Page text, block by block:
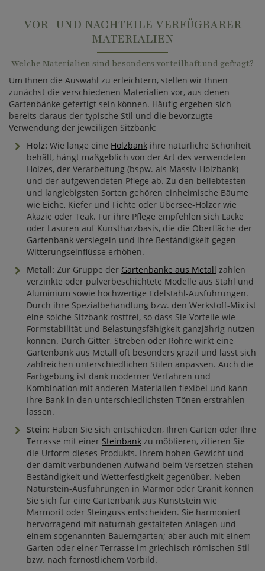
VOR- UND NACHTEILE VERFÜGBARER
MATERIALIEN
Welche Materialien sind besonders vorteilhaft und gefragt?
Um Ihnen die Auswahl zu erleichtern, stellen wir Ihnen
zunächst die verschiedenen Materialien vor, aus denen
Gartenbänke gefertigt sein können. Häufig ergeben sich
bereits daraus der typische Stil und die bevorzugte
Verwendung der jeweiligen Sitzbank:
Holz: Wie lange eine Holzbank ihre natürliche Schönheit
behält, hängt maßgeblich von der Art des verwendeten
Holzes, der Verarbeitung (bspw. als Massiv-Holzbank)
und der aufgewendeten Pflege ab. Zu den beliebtesten
und langlebigsten Sorten gehören einheimische Bäume
wie Eiche, Kiefer und Fichte oder Übersee-Hölzer wie
Akazie oder Teak. Für ihre Pflege empfehlen sich Lacke
oder Lasuren auf Kunstharzbasis, die die Oberfläche der
Gartenbank versiegeln und ihre Beständigkeit gegen
Witterungseinflüsse erhöhen.
Metall: Zur Gruppe der Gartenbänke aus Metall zählen
verzinkte oder pulverbeschichtete Modelle aus Stahl und
Aluminium sowie hochwertige Edelstahl-Ausführungen.
Durch ihre Spezialbehandlung bzw. den Werkstoff-Mix ist
eine solche Sitzbank rostfrei, so dass Sie Vorteile wie
Formstabilität und Belastungsfähigkeit ganzjährig nutzen
können. Durch Gitter, Streben oder Rohre wirkt eine
Gartenbank aus Metall oft besonders grazil und lässt sich
zahlreichen unterschiedlichen Stilen anpassen. Auch die
Farbgebung ist dank moderner Verfahren und
Kombination mit anderen Materialien flexibel und kann
Ihre Bank in den unterschiedlichsten Tönen erstrahlen
lassen.
Stein: Haben Sie sich entschieden, Ihren Garten oder Ihre
Terrasse mit einer Steinbank zu möblieren, zitieren Sie
die Urform dieses Produkts. Ihrem hohen Gewicht und
der damit verbundenen Aufwand beim Versetzen stehen
Beständigkeit und Wetterfestigkeit gegenüber. Neben
Naturstein-Ausführungen in Marmor oder Granit können
Sie sich für eine Gartenbank aus Kunststein wie
Marmorit oder Steinguss entscheiden. Sie harmoniert
hervorragend mit naturnah gestalteten Anlagen und
einem sogenannten Bauerngarten; aber auch mit einem
Garten oder einer Terrasse im griechisch-römischen Stil
bzw. nach fernöstlichem Vorbild.